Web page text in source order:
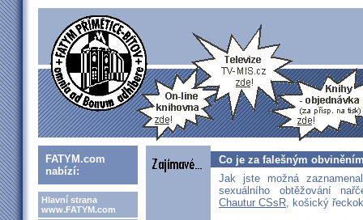
FATYM.com
nabízí:
Hlavní strana
www.FATYM.com
Co je za falešným
Jak jste možná
sexuálního obtěžování
Chautur CSsR, košický